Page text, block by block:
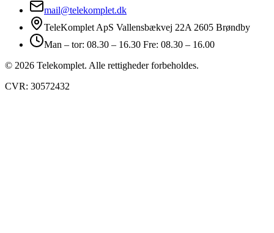
mail@telekomplet.dk
TeleKomplet ApS Vallensbækvej 22A 2605 Brøndby
Man – tor: 08.30 – 16.30 Fre: 08.30 – 16.00
© 2026 Telekomplet. Alle rettigheder forbeholdes.
CVR: 30572432